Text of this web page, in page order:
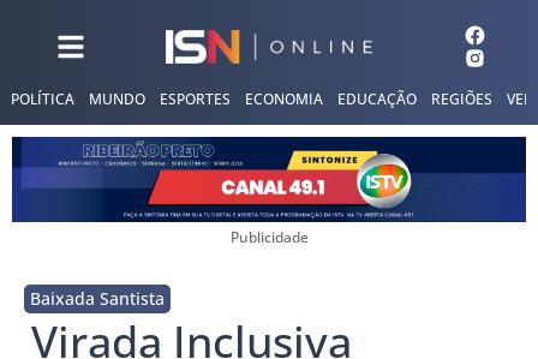
POLÍTICA MUNDO ESPORTES ECONOMIA EDUCAÇÃO REGIÕES
Publicidade
Baixada Santista
Virada Inclusiva